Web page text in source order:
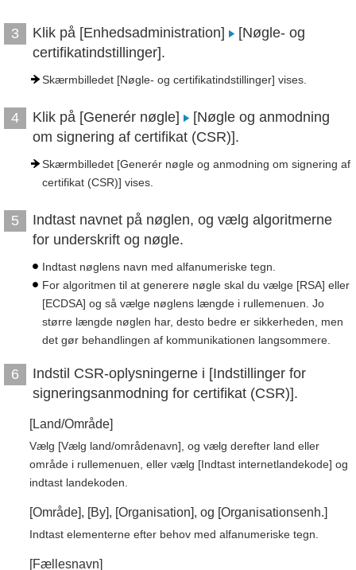
3 Klik på [Enhedsadministration]
[Nøgle- og
certifikatindstillinger].
Skærmbilledet [Nøgle- og certifikatindstillinger] vises.
4 Klik på [Generér nøgle]
[Nøgle og anmodning
om signering af certifikat (CSR)].
Skærmbilledet [Generér nøgle og anmodning om signering af
certifikat (CSR)] vises.
5
Indtast navnet på nøglen, og vælg algoritmerne
for underskrift og nøgle.
Indtast nøglens navn med alfanumeriske tegn.
For algoritmen til at generere nøgle skal du vælge [RSA] eller
[ECDSA] og så vælge nøglens længde i rullemenuen. Jo
større længde nøglen har, desto bedre er sikkerheden, men
det gør behandlingen af kommunikationen langsommere.
6
Indstil CSR-oplysningerne i [Indstillinger for
signeringsanmodning for certifikat (CSR)].
[Land/Område]
Vælg [Vælg land/områdenavn], og vælg derefter land eller
område i rullemenuen, eller vælg [Indtast internetlandekode] og
indtast landekoden.
[Område], [By], [Organisation], og [Organisationsenh.]
Indtast elementerne efter behov med alfanumeriske tegn.
[Fællesnavn]